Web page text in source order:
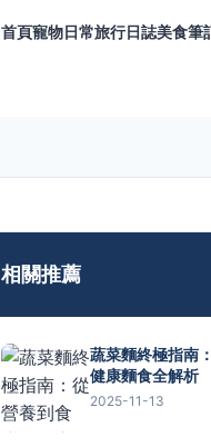
首頁寵物日常旅行日誌美食筆
相關推薦
蔬菜麵終極指南
健康麵食全解析
2025-11-13